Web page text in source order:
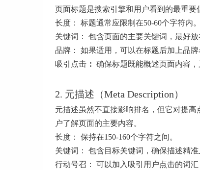
页面标题是搜索引擎和用户看到的最重要
长度： 标题通常应限制在50-60个字符内。
关键词： 包含页面的主要关键词，最好放
品牌： 如果适用，可以在标题后加上品牌
吸引点击 ： 确保标题既能概述页面内容，
2. 元描述（Meta Description）
元描述虽然不直接影响排名，但它对提
户了解页面的主要内容。
长度： 保持在150-160个字符之间。
关键词： 包含目标关键词，确保描述精准
行动号召： 可以加入吸引用户点击的词汇